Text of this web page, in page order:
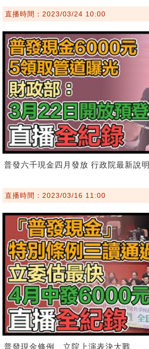
直播時間：2023/03/24 10:00
普發六千現金四月發放 行政院最新說明
直播時間：2023/03/16 11:00
普發現金條例 立院上演表決大戰